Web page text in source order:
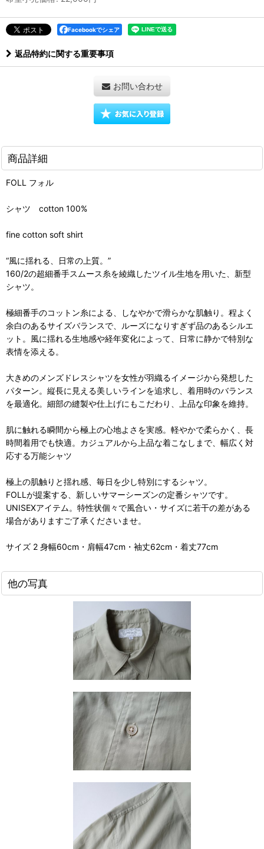
Facebookでシェア
返品特約に関する重要事項
お問い合わせ
商品詳細
FOLL フォル
シャツ cotton 100%
fine cotton soft shirt
“風に揺れる、日常の上質。”
160/2の超細番手スムース糸を綾織したツイル生地を用いた、新型
シャツ。
極細番手のコットン糸による、しなやかで滑らかな肌触り。程よく
余白のあるサイズバランスで、ルーズになりすぎず品のあるシルエ
ット。風に揺れる生地感や経年変化によって、日常に静かで特別な
表情を添える。
大きめのメンズドレスシャツを女性が羽織るイメージから発想した
パターン。縦長に見える美しいラインを追求し、着用時のバランス
を最適化。細部の縫製や仕上げにもこだわり、上品な印象を維持。
肌に触れる瞬間から極上の心地よさを実感。軽やかで柔らかく、長
時間着用でも快適。カジュアルから上品な着こなしまで、幅広く対
応する万能シャツ
極上の肌触りと揺れ感、毎日を少し特別にするシャツ。
FOLLが提案する、新しいサマーシーズンの定番シャツです。
UNISEXアイテム。特性状個々で風合い・サイズに若干の差がある
場合がありますご了承くださいませ。
サイズ 2 身幅60cm・肩幅47cm・袖丈62cm・着丈77cm
他の写真